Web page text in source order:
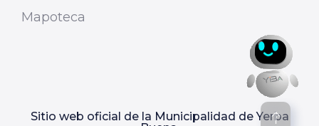
Mapoteca
Sitio web oficial de la Municipalidad de Yerba